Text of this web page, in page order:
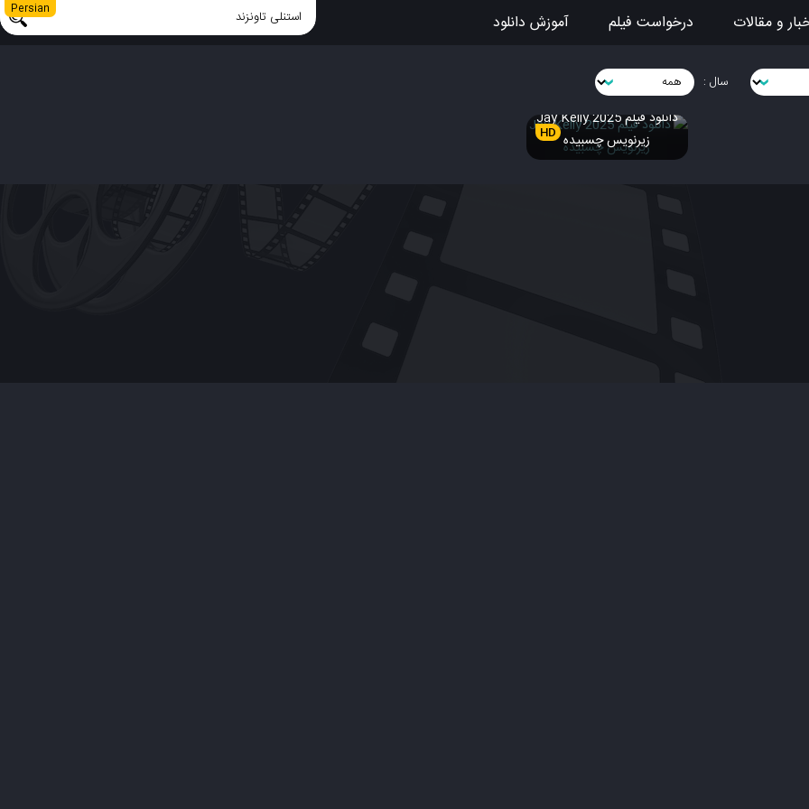
Persian
و مقالات درخواست فیلم آموزش دانلود
سال :
دانلود فیلم Jay Kelly 2025
زیرنویس چسبیده HD